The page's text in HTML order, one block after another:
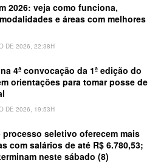
2026: veja como funciona,
e áreas com melhores
DE 2026, 22:38H
4ª convocação da 1ª edição do
orientações para tomar posse de
DE 2026, 19:53H
processo seletivo oferecem mais
com salários de até R$ 6.780,53;
neste sábado (8)